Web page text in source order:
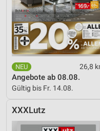
26,8
Angebote ab 08.08.
Gültig bis Fr. 14.08.
XXXLutz